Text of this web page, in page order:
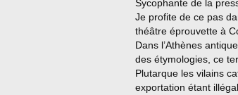
Sycophante de la
Je profite de ce pas
théâtre éprouvette à
Dans l’Athènes
des étymologies, ce
Plutarque les vilains
exportation étant